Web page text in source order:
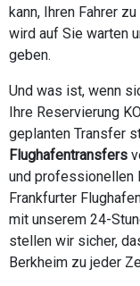
kann, Ihren Fahrer
wird auf Sie warten
geben.
Und was ist, wenn
Ihre Reservierung
geplanten Transfer
Flughafentransfers
und professionellen
Frankfurter
mit unserem 24-
stellen wir sicher,
Berkheim zu jeder